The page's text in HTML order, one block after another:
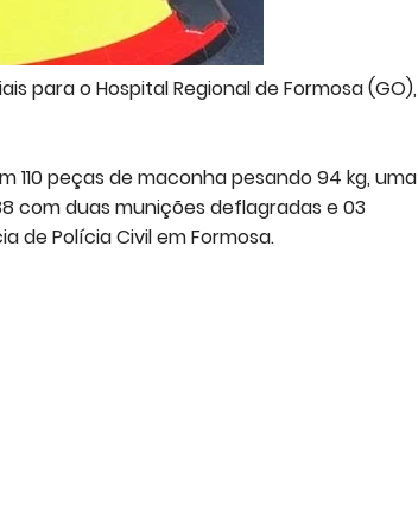
para o Hospital Regional de Formosa (GO),
peças de maconha pesando 94 kg, uma
com duas munições deflagradas e 03
de Polícia Civil em Formosa.